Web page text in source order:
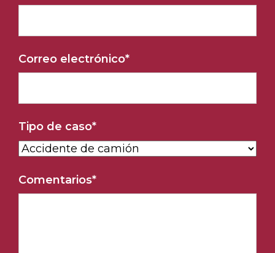
Correo electrónico*
Tipo de caso*
Comentarios*